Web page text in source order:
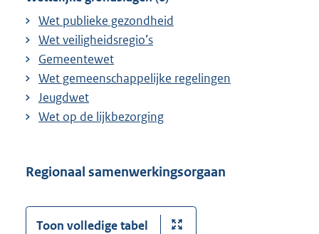
Wet publieke gezondheid
Wet veiligheidsregio’s
Gemeentewet
Wet gemeenschappelijke regelingen
Jeugdwet
Wet op de lijkbezorging
Regionaal samenwerkingsorgaan
Toon volledige tabel